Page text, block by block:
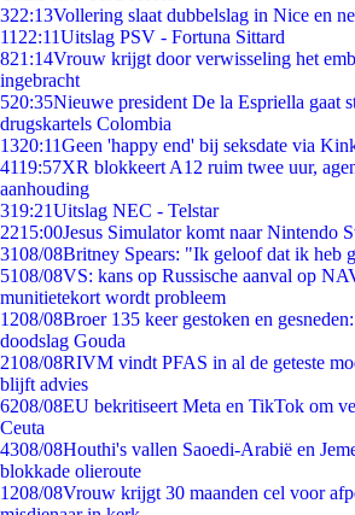
322:13Vollering slaat dubbelslag in Nice en
11 22:11Uitslag PSV - Fortuna Sittard
821:14Vrouw krijgt door verwisseling het
ingebracht
520:35Nieuwe president De la Espriella gaat
drugskartels Colombia
1320:11Geen 'happy end' bij seksdate via
4119:57XR blokkeert A12 ruim twee uur,
aanhouding
319:21Uitslag NEC - Telstar
2215:00Jesus Simulator komt naar Nintendo
3108/08Britney Spears: "Ik geloof dat ik heb
5108/08VS: kans op Russische aanval op
munitietekort wordt probleem
1208/08Broer 135 keer gestoken en
doodslag Gouda
2108/08RIVM vindt PFAS in al de geteste
blijft advies
6208/08EU bekritiseert Meta en TikTok om
Ceuta
4308/08Houthi's vallen Saoedi-Arabië en
blokkade olieroute
1208/08Vrouw krijgt 30 maanden cel voor